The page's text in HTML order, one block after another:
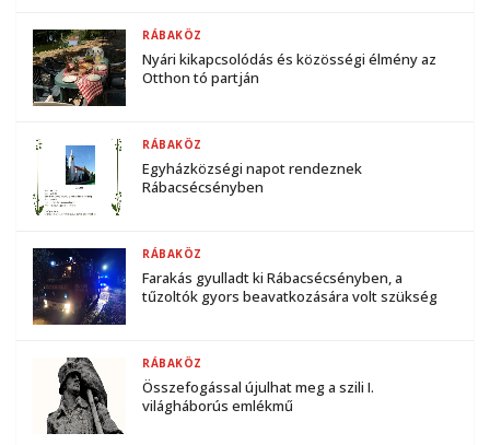
Nyári kikapcsolódás és közösségi élmény az
Otthon tó partján
RÁBAKÖZ
Egyházközségi napot rendeznek
Rábacsécsényben
RÁBAKÖZ
Farakás gyulladt ki Rábacsécsényben, a
tűzoltók gyors beavatkozására volt szükség
RÁBAKÖZ
Összefogással újulhat meg a szili I.
világháborús emlékmű
RÁBAKÖZ